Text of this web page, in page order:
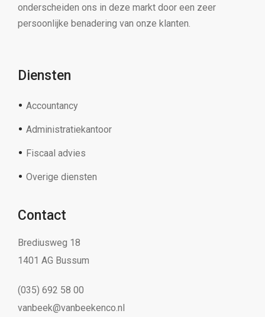
onderscheiden ons in deze markt door een zeer
persoonlijke benadering van onze klanten.
Diensten
Accountancy
Administratiekantoor
Fiscaal advies
Overige diensten
Contact
Brediusweg 18
1401 AG Bussum
(035) 692 58 00
vanbeek@vanbeekenco.nl